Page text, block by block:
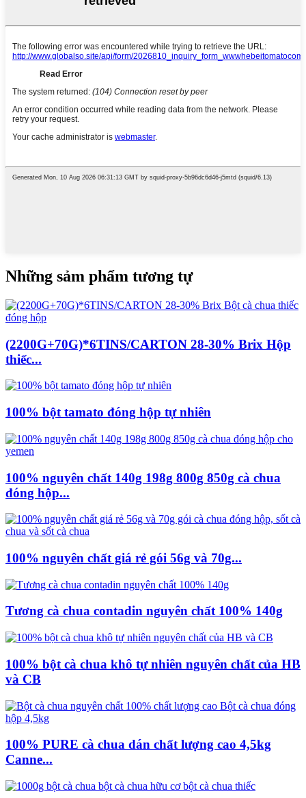
Những sảm phẩm tương tự
(2200G+70G)*6TINS/CARTON 28-30% Brix Hộp
thiếc...
100% bột tamato đóng hộp tự nhiên
100% nguyên chất 140g 198g 800g 850g cà chua
đóng hộp...
100% nguyên chất giá rẻ gói 56g và 70g...
Tương cà chua contadin nguyên chất 100% 140g
100% bột cà chua khô tự nhiên nguyên chất của HB
và CB
100% PURE cà chua dán chất lượng cao 4,5kg
Canne...